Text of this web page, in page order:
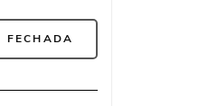
FECHADA